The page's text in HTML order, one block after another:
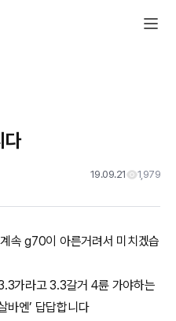
다
19.09.21 1,979
속 g70이 아른거려서 미치겠습
가라고 3.3갈거 4륜 가야하는
바엔’ 답답합니다